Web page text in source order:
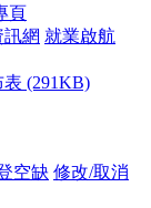
頁
網 就業啟航
(291KB)
空缺 修改/取消